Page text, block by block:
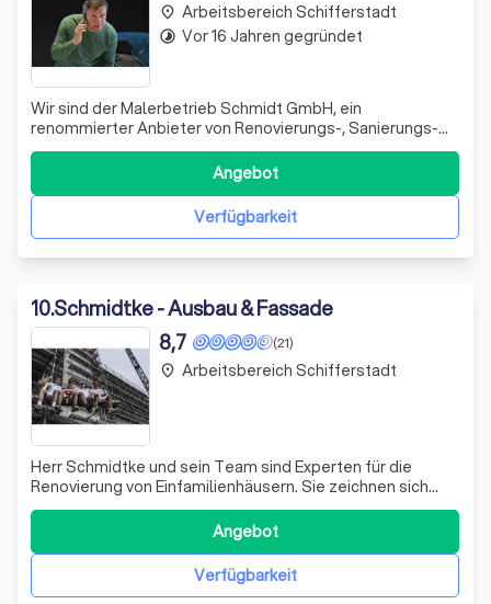
Wir sind der Malerbetrieb Schmidt GmbH, ein
renommierter Anbieter von Renovierungs-, Sanierungs-
und Verschönerungsarbeiten für Ihr Zuhause. Mit unserer
langjährigen Erfahrung und unserem qualifizierten Team
sind wir in der Lage, Ihre Wohnträume in die Realität
umzusetzen. Ob es sich um eine einfach
Verfügbarkeit
Angebot
place Arbeitsbereich Schifferstadt
timelapse Vor 16 Jahren gegründet
10.Schmidtke - Ausbau & Fassade
(21)
8,7
Herr Schmidtke und sein Team sind Experten für die
Renovierung von Einfamilienhäusern. Sie zeichnen sich
durch ihre schnelle Reaktionszeit und ihre Fähigkeit aus,
komplexe Probleme sofort zu erkennen und effektive
Lösungen vorzuschlagen. Ihre Professionalität zeigt sich
nicht nur in der Qualität ihrVerfügbarkeit
Angebot
place Arbeitsbereich Schifferstadt